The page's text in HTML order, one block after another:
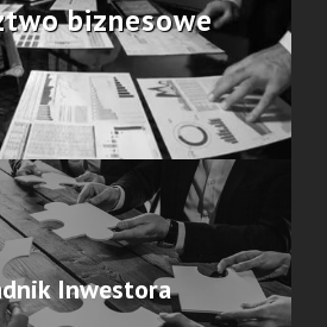
biznesowe
Inwestora
Inwestora
oszczędzać pieniądze na spokojną
jest zainwestować oszczędności tak,